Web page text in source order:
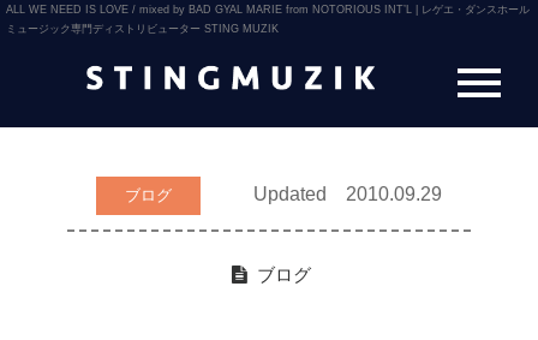
ALL WE NEED IS LOVE / mixed by BAD GYAL MARIE from NOTORIOUS INT’L | レゲエ・ダンスホール
ミュージック専門ディストリビューター STING MUZIK
ブログ Updated 2010.09.29
ブログ